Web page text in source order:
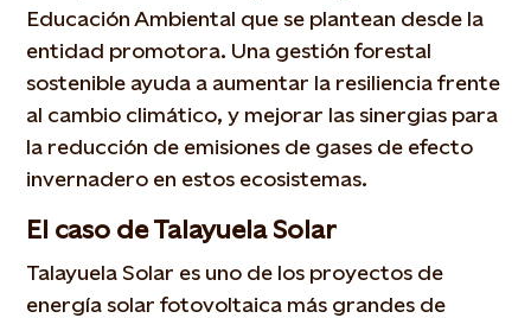
Educación Ambiental que se plantean desde la
entidad promotora. Una gestión forestal
sostenible ayuda a aumentar la resiliencia frente
al cambio climático, y mejorar las sinergias para
la reducción de emisiones de gases de efecto
invernadero en estos ecosistemas.
El caso de Talayuela Solar
Talayuela Solar es uno de los proyectos de
energía solar fotovoltaica más grandes de